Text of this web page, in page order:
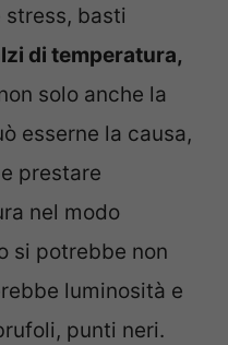
basti
di temperatura,
solo anche la
esserne la causa,
prestare
nel modo
si potrebbe non
luminosità e
punti neri.